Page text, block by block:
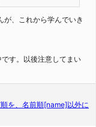
が、これから学んでいき
す。以後注意してまい
を、名前順[name]以外に